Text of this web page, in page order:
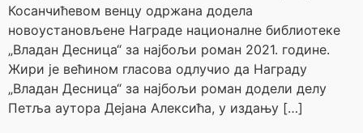
Косанчићевом венцу одржана додела
новоустановљене Награде националне библиотеке
„Владан Десница“ за најбољи роман 2021. године.
Жири је већином гласова одлучио да Награду
„Владан Десница“ за најбољи роман додели делу
Петља аутора Дејана Алексића, у издању […]